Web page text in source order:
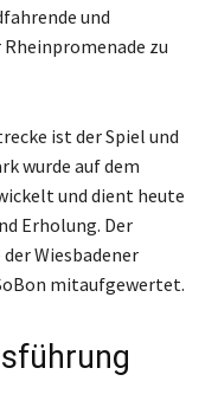
und
zu
ist der Spiel und
wurde auf dem
und dient heute
Erholung. Der
Wiesbadener
mitaufgewertet.